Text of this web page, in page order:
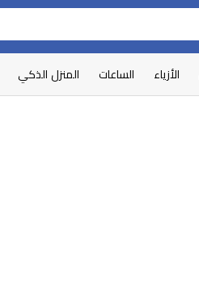
الأزياء الساعات المنزل الذكي